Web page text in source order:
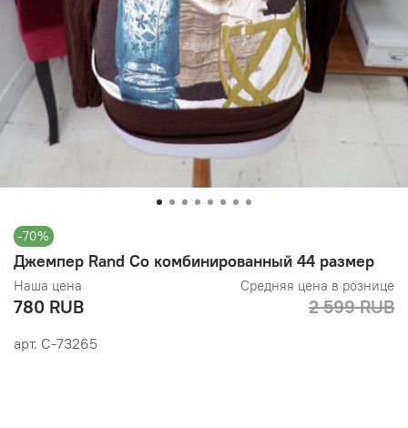
-70%
арт. С-73265
Джемпер Rand Co комбинированный 44 размер
Наша цена
780 RUB
Средняя цена в рознице
2 599 RUB